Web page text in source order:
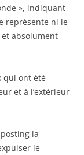
», indiquant
représente ni le
absolument
qui ont été
et à l’extérieur
la
le